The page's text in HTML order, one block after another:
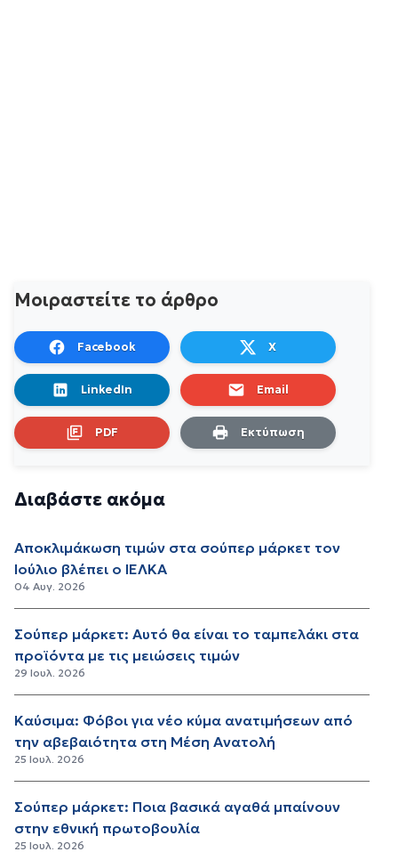
Μοιραστείτε το άρθρο
Facebook X
LinkedIn Email
PDF Εκτύπωση
Διαβάστε ακόμα
Αποκλιμάκωση τιμών στα σούπερ μάρκετ τον
Ιούλιο βλέπει ο ΙΕΛΚΑ
04 Αυγ. 2026
Σούπερ μάρκετ: Αυτό θα είναι το ταμπελάκι στα
προϊόντα με τις μειώσεις τιμών
29 Ιουλ. 2026
Καύσιμα: Φόβοι για νέο κύμα ανατιμήσεων από
την αβεβαιότητα στη Μέση Ανατολή
25 Ιουλ. 2026
Σούπερ μάρκετ: Ποια βασικά αγαθά μπαίνουν
στην εθνική πρωτοβουλία
25 Ιουλ. 2026